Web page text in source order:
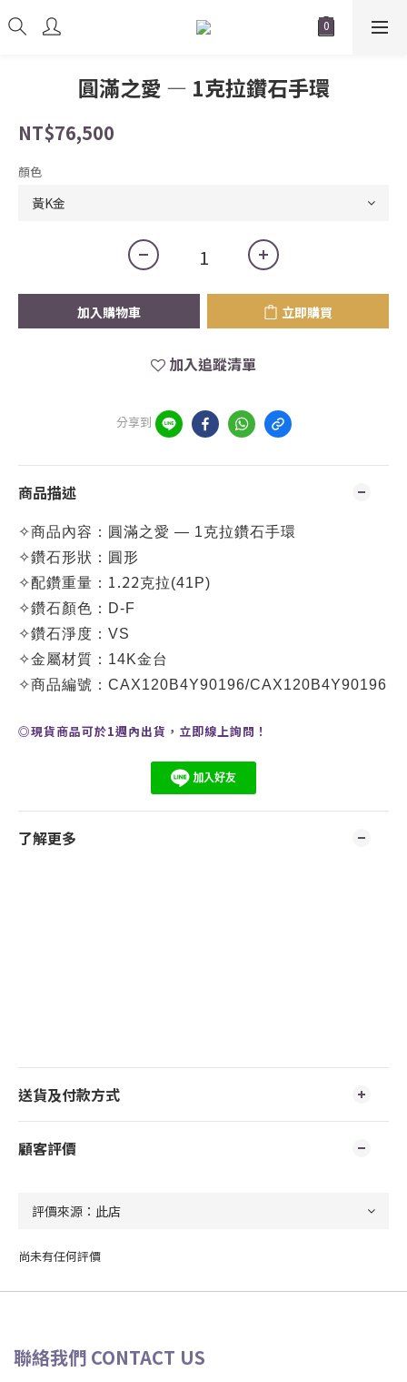
圓滿之愛 — 1克拉鑽石手環
NT$76,500
顏色
加入購物車 立即購買
加入追蹤清單
分享到
商品描述
✧商品內容： 圓滿之愛 — 1克拉鑽石手環
✧鑽石形狀：圓形
✧配鑽重量： 1.22克拉(41P)
✧鑽石顏色：D-F
✧鑽石淨度：VS
✧金屬材質：14K金台
✧商品編號：CAX120B4Y90196/CAX120B4Y90196
◎現貨商品可於1週內出貨， 立即線上詢問 ！
了解更多
送貨及付款方式
顧客評價
尚未有任何評價
聯絡我們 CONTACT US